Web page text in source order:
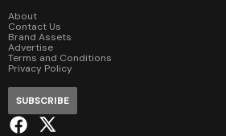
About
Contact Us
Brand Assets
Advertise
Terms and Conditions
Privacy Policy
SUBSCRIBE